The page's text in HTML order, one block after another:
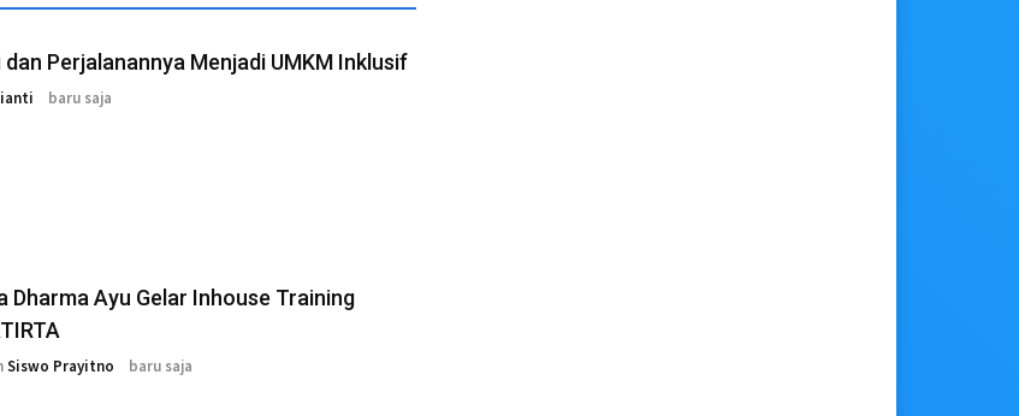
Perjalanannya Menjadi UMKM Inklusif
baru saja
Dharma Ayu Gelar Inhouse Training
Siswo Prayitno baru saja